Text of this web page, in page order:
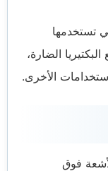
تستخدمها
الضارة،
الأخرى.
فوق